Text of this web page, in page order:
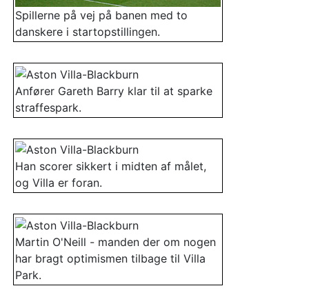
Spillerne på vej på banen med to
danskere i startopstillingen.
Anfører Gareth Barry klar til at sparke
straffespark.
Han scorer sikkert i midten af målet,
og Villa er foran.
Martin O'Neill - manden der om nogen
har bragt optimismen tilbage til Villa
Park.